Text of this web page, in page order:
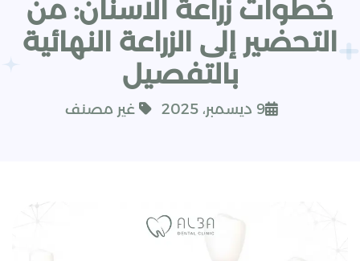
خطوات زراعة الاسنان: من
التحضير إلى الزراعة النهائية
بالتفصيل
9 ديسمبر، 2025 غير مصنف